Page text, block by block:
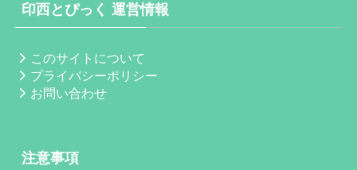
印西とぴっく 運営情報
このサイトについて
プライバシーポリシー
お問い合わせ
注意事項